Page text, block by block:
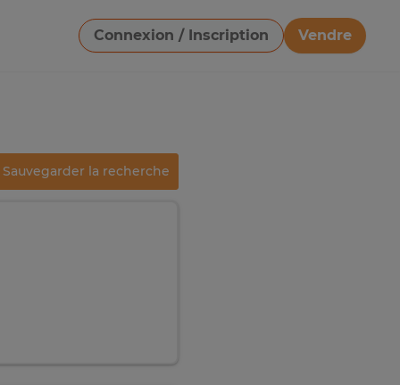
Connexion / Inscription
Vendre
Télécharger une image
Sauvegarder la recherche